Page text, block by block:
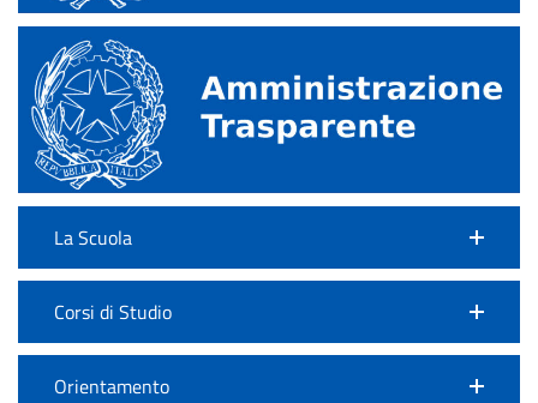
La Scuola
Corsi di Studio
Orientamento